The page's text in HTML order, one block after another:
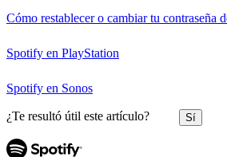
Cómo restablecer o cambiar tu contraseña
Spotify en PlayStation
Spotify en Sonos
¿Te resultó útil este artículo? Sí